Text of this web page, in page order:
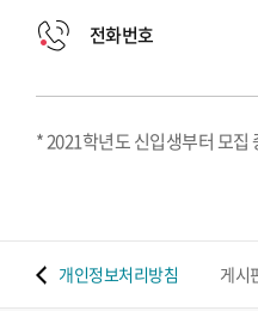
전화번호
* 2021학년도 신입생부터 모집
개인정보처리방침 게시